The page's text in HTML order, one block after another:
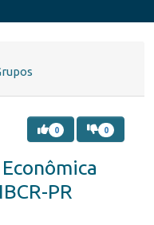
PR
0 0